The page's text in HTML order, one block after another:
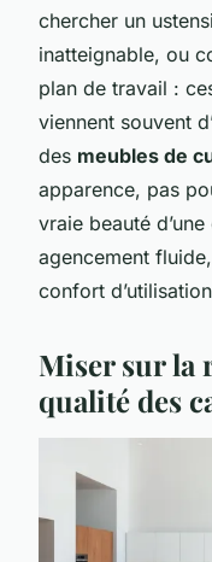
chercher un
inatteignable, ou
plan de travail :
viennent souvent
des meubles de
apparence, pas
vraie beauté
agencement
confort
Miser sur la
qualité des